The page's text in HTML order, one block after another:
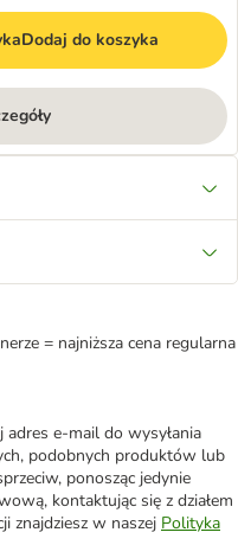
Dodaj do koszyka
= najniższa cena regularna
e-mail do wysyłania
podobnych produktów lub
ponosząc jedynie
kontaktując się z działem
znajdziesz w naszej Polityka